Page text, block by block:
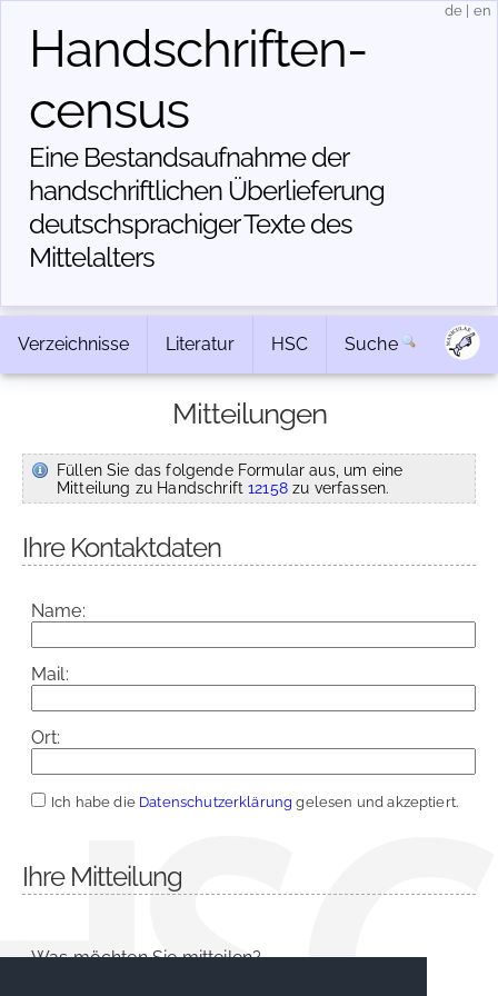
Handschriften­
census
Eine Bestandsaufnahme der
handschriftlichen Über­lieferung
deutschsprachiger Texte des
Mittelalters
de en
Verzeichnisse Literatur HSC Suche
Mitteilungen
Füllen Sie das folgende Formular aus, um eine
Mitteilung zu Handschrift12158zu verfassen.
Ihre Kontaktdaten
Name:
Mail:
Ort:
Ich habe die Datenschutzerklärung gelesen und akzeptiert.
Ihre Mitteilung
Was möchten Sie mitteilen?